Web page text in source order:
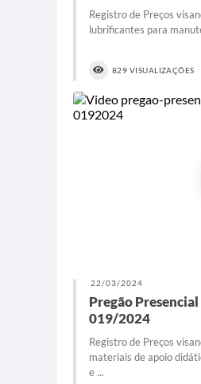
Registro de Preços
lubrificantes para
829 VISUALIZAÇÕES
22/03/2024
Pregão
019/2024
Registro de Preços
materiais de apoio
e ...